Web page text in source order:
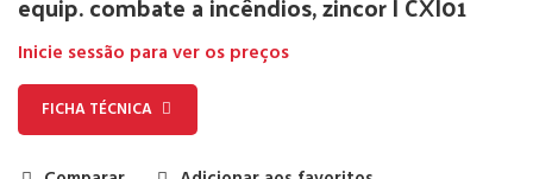
Inicie sessão para ver os preços
FICHA TÉCNICA